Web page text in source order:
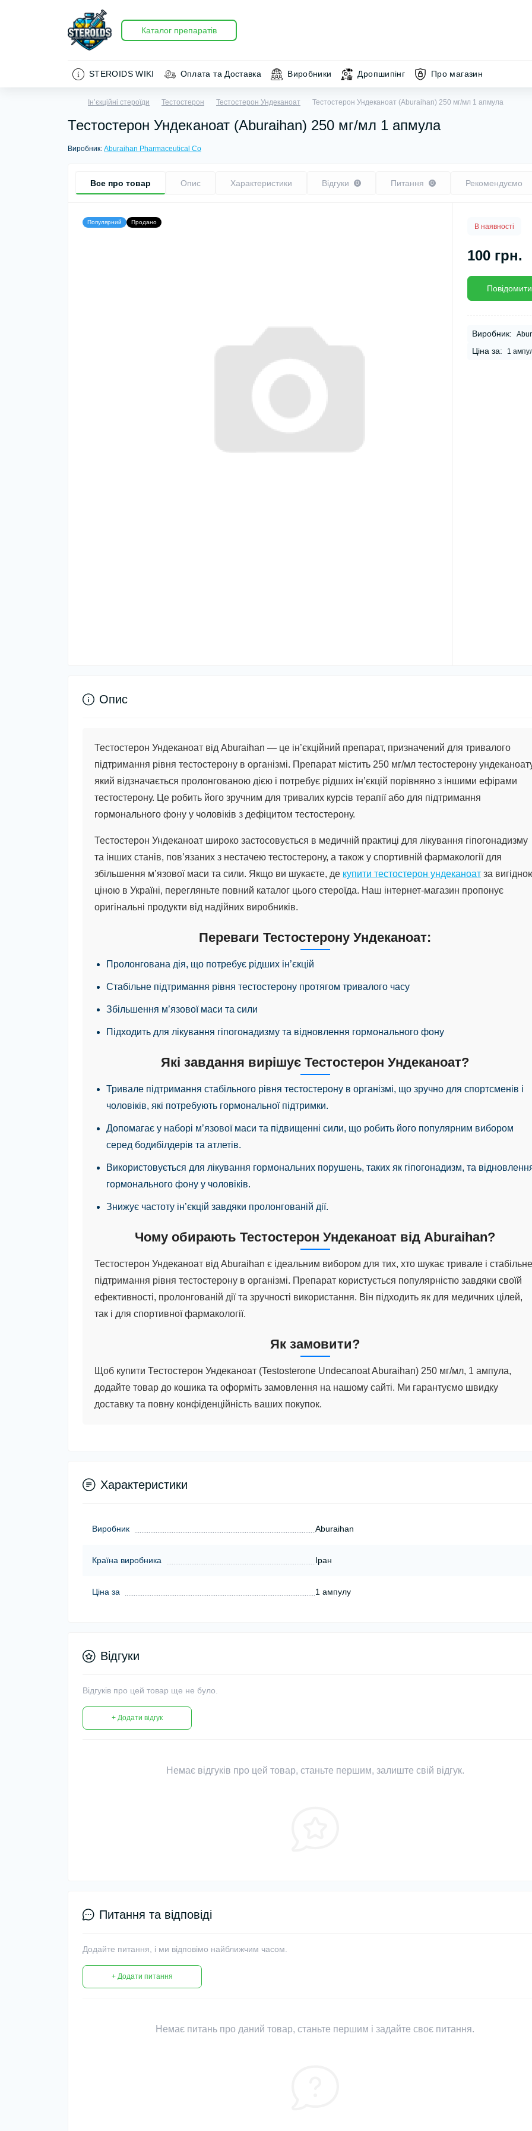
Каталог препаратів
STEROIDS WIKI Оплата та Доставка Виробники Дропшипінг Про магазин
Ін’єкційні стероїди Тестостерон Тестостерон Ундеканоат Тестостерон Ундеканоат (Aburaihan) 250 мг/мл 1 апмула
Тестостерон Ундеканоат (Aburaihan) 250 мг/мл 1 апмула
Виробник: Aburaihan Pharmaceutical Co
Все про товар Опис Характеристики Відгуки 0 Питання 0 Рекомендуємо
Популярний Продано В наявності
100 грн.
Виробник:
Ціна за: 1
Опис
Тестостерон Ундеканоат від Aburaihan — це ін’єкційний препарат, призначений для тривалого
підтримання рівня тестостерону в організмі. Препарат містить 250 мг/мл тестостерону
який відзначається пролонгованою дією і потребує рідших ін’єкцій порівняно з іншими ефірами
тестостерону. Це робить його зручним для тривалих курсів терапії або для підтримання
гормонального фону у чоловіків з дефіцитом тестостерону.
Тестостерон Ундеканоат широко застосовується в медичній практиці для лікування гіпогонадизму
та інших станів, пов’язаних з нестачею тестостерону, а також у спортивній фармакології для
збільшення м’язової маси та сили. Якщо ви шукаєте, де купити тестостерон ундеканоат за
ціною в Україні, перегляньте повний каталог цього стероїда. Наш інтернет-магазин пропонує
оригінальні продукти від надійних виробників.
Переваги Тестостерону Ундеканоат:
Пролонгована дія, що потребує рідших ін’єкцій
Стабільне підтримання рівня тестостерону протягом тривалого часу
Збільшення м’язової маси та сили
Підходить для лікування гіпогонадизму та відновлення гормонального фону
Які завдання вирішує Тестостерон Ундеканоат?
Тривале підтримання стабільного рівня тестостерону в організмі, що зручно для спортсменів і
чоловіків, які потребують гормональної підтримки.
Допомагає у наборі м’язової маси та підвищенні сили, що робить його популярним вибором
серед бодибілдерів та атлетів.
Використовується для лікування гормональних порушень, таких як гіпогонадизм, та
гормонального фону у чоловіків.
Знижує частоту ін’єкцій завдяки пролонгованій дії.
Чому обирають Тестостерон Ундеканоат від Aburaihan?
Тестостерон Ундеканоат від Aburaihan є ідеальним вибором для тих, хто шукає тривале і стабільне
підтримання рівня тестостерону в організмі. Препарат користується популярністю завдяки своїй
ефективності, пролонгованій дії та зручності використання. Він підходить як для медичних цілей,
так і для спортивної фармакології.
Як замовити?
Щоб купити Тестостерон Ундеканоат (Testosterone Undecanoat Aburaihan) 250 мг/мл, 1 ампула,
додайте товар до кошика та оформіть замовлення на нашому сайті. Ми гарантуємо швидку
доставку та повну конфіденційність ваших покупок.
Характеристики
Виробник Aburaihan
Країна виробника Іран
Ціна за 1 ампулу
Відгуки
Відгуків про цей товар ще не було.
+ Додати відгук
Немає відгуків про цей товар, станьте першим, залиште свій відгук.
Питання та відповіді
Додайте питання, і ми відповімо найближчим часом.
+ Додати питання
Немає питань про даний товар, станьте першим і задайте своє питання.